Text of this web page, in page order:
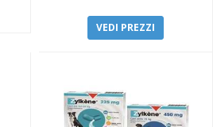
VEDI PREZZI